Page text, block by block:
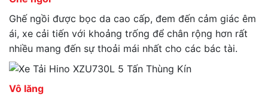
Ghế ngồi được bọc da cao cấp, đem đến cảm giác êm
ái, xe cải tiến với khoảng trống để chân rộng hơn rất
nhiều mang đến sự thoải mái nhất cho các bác tài.
Vô lăng